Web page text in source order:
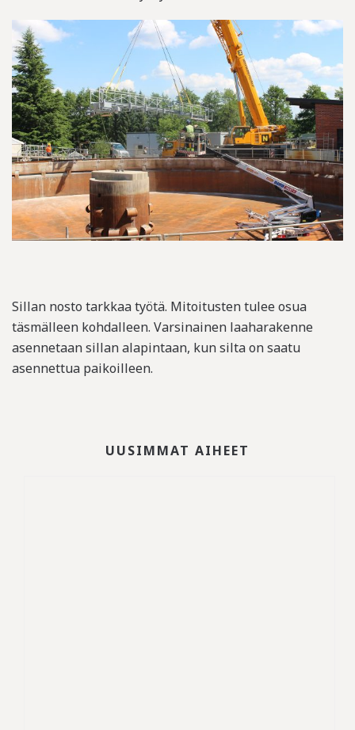
Sillan nosto tarkkaa työtä. Mitoitusten tulee osua
täsmälleen kohdalleen. Varsinainen laaharakenne
asennetaan sillan alapintaan, kun silta on saatu
asennettua paikoilleen.
UUSIMMAT AIHEET